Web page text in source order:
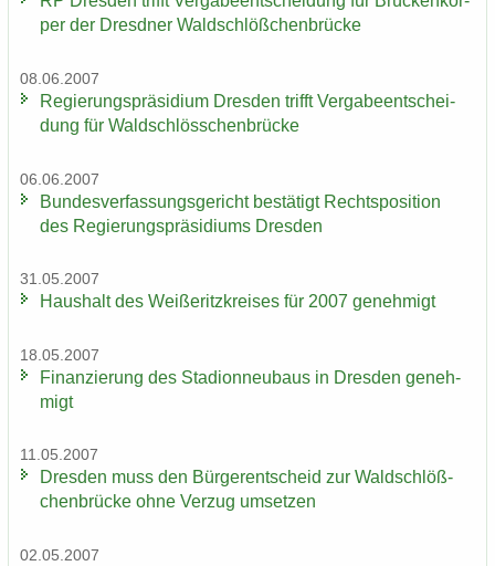
per der Dresd­ner Wald­schlöß­chen­brü­cke
08.06.2007
Re­gie­rungs­prä­si­di­um Dres­den trifft Ver­ga­be­ent­schei­
dung für Wald­schlöss­chen­brü­cke
06.06.2007
Bun­des­ver­fas­sungs­ge­richt be­stä­tigt Rechts­po­si­ti­on
des Re­gie­rungs­prä­si­di­ums Dres­den
31.05.2007
Haus­halt des Wei­ße­ritz­krei­ses für 2007 ge­neh­migt
18.05.2007
Fi­nan­zie­rung des Sta­di­on­neu­baus in Dres­den ge­neh­
migt
11.05.2007
Dres­den muss den Bür­ger­ent­scheid zur Wald­schlöß­
chen­brü­cke ohne Ver­zug um­set­zen
02.05.2007